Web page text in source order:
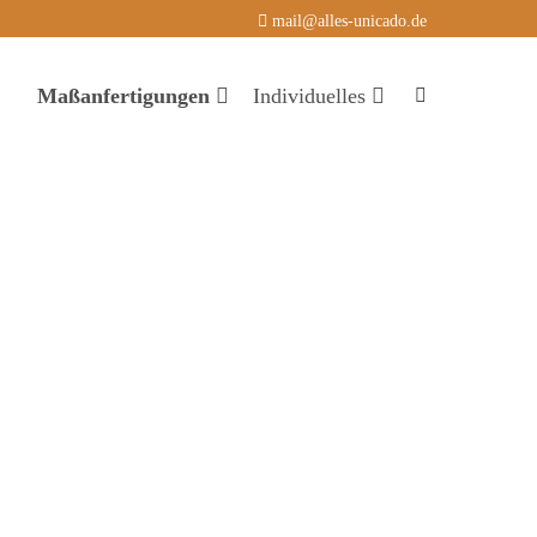
mail@alles-unicado.de
Maßanfertigungen Individuelles